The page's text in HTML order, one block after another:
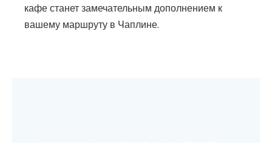
кафе станет замечательным дополнением к
вашему маршруту в Чаплине.